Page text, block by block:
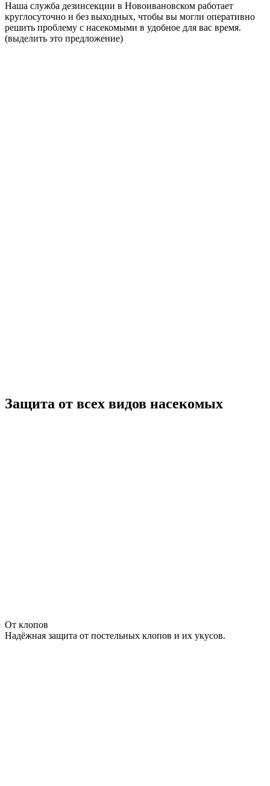
Наша служба дезинсекции в Новоивановском работает
круглосуточно и без выходных, чтобы вы могли оперативно
решить проблему с насекомыми в удобное для вас время.
(выделить это предложение)
Защита от всех видов насекомых
От клопов
Надёжная защита от постельных клопов и их укусов.